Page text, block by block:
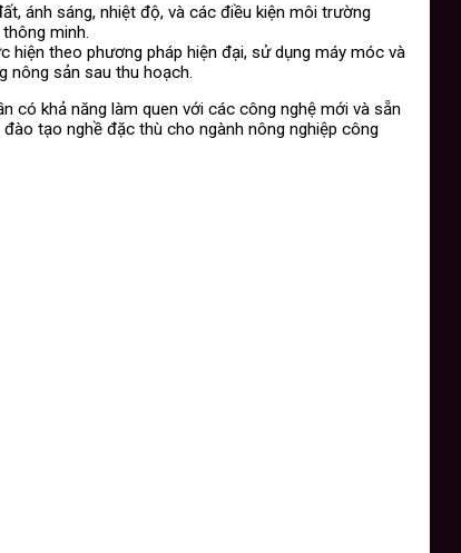
ánh sáng, nhiệt độ, và các điều kiện môi trường
minh.
hiện theo phương pháp hiện đại, sử dụng máy móc và
nông sản sau thu hoạch.
có khả năng làm quen với các công nghệ mới và sẵn
tạo nghề đặc thù cho ngành nông nghiệp công